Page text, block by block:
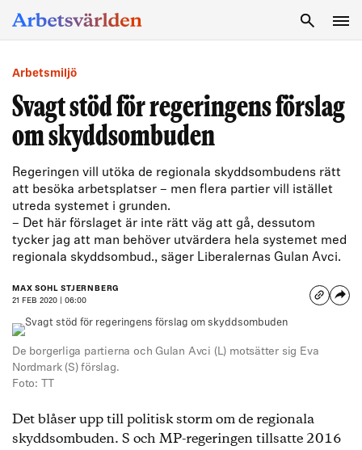
Arbetsmiljö
Svagt stöd för regeringens förslag
om skyddsombuden
Regeringen vill utöka de regionala skyddsombudens rätt
att besöka arbetsplatser – men flera partier vill istället
utreda systemet i grunden.
– Det här förslaget är inte rätt väg att gå, dessutom
tycker jag att man behöver utvärdera hela systemet med
regionala skyddsombud., säger Liberalernas Gulan Avci.
MAX SOHL STJERNBERG
21 FEB 2020 | 06:00
De borgerliga partierna och Gulan Avci (L) motsätter sig Eva
Nordmark (S) förslag.
Foto: TT
Det blåser upp till politisk storm om de regionala
skyddsombuden. S och MP-regeringen tillsatte 2016